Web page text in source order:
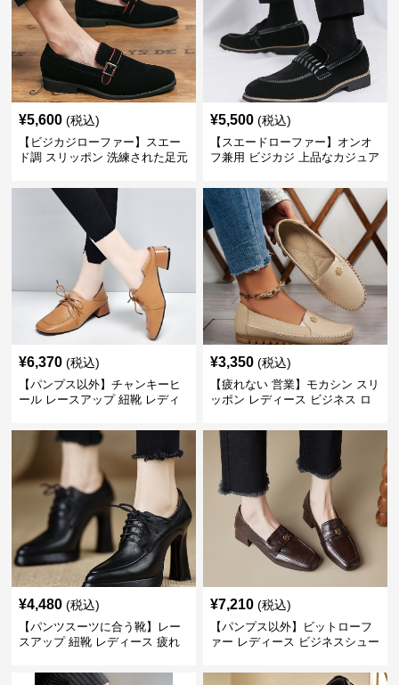
¥5,600 (税込)
【ビジカジローファー】スエー
ド調 スリッポン 洗練された足元
引き立てる
¥5,500 (税込)
【スエードローファー】オンオ
フ兼用 ビジカジ 上品なカジュア
¥6,370 (税込)
【パンプス以外】チャンキーヒ
ール レースアップ 紐靴 レディ
ーツ スクエアトゥ 歩きやすい
¥3,350 (税込)
【疲れない 営業】モカシン スリ
ッポン レディース ビジネス ロ
ジュアル パンプス以外
¥4,480 (税込)
【パンツスーツに合う靴】レー
スアップ 紐靴 レディース 疲れ
ビジネスシューズ
¥7,210 (税込)
【パンプス以外】ビットローフ
ァー レディース ビジネスシュー
トゥ 疲れない スーツ